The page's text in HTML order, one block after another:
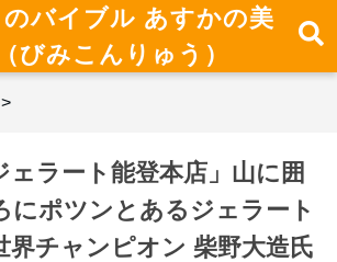
バイブル あすかの美
びみこんりゅう）
>
ェラート能登本店」山に囲
にポツンとあるジェラート
界チャンピオン 柴野大造氏